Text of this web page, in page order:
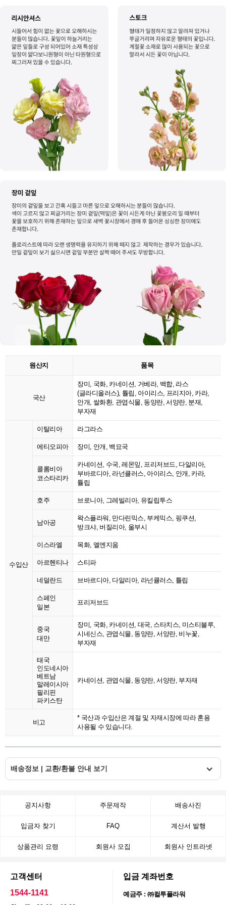
원산지 품목
국산
장미, 국화, 카네이션, 거베라, 백합, 라스
(글라디올러스), 튤립, 아이리스, 프리지아, 카라,
안개, 쌀화환, 관엽식물, 동양란, 서양란, 분재,
부자재
수입산
이탈리아 라그라스
에티오피아 장미, 안개, 백묘국
콜롬비아
코스타리카
카네이션, 수국, 레몬잎, 프리저브드, 다알리아,
부바르디아, 라넌큘러스, 아이리스, 안개, 카라,
튤립
호주 브로니아, 그레빌리아, 유킬립투스
남아공
왁스플라워, 만다린믹스, 부케믹스, 핑쿠션,
방크샤, 버질리아, 울부시
이스라엘 목화, 엘엔지움
아르헨티나 스티파
네덜란드 브바르디아, 다알리아, 라넌큘러스, 튤립
스페인
일본
프리저브드
중국
대만
장미, 국화, 카네이션, 대국, 스타치스, 미스티블루,
시네신스, 관엽식물, 동양란, 서양란, 비누꽃,
부자재
태국
인도네시아
베트남
말레이시아
필리핀
파키스탄
카네이션, 관엽식물, 동양란, 서양란, 부자재
비고
* 국산과 수입산은 계절 및 자재시장에 따라 혼용
사용될 수 있습니다.
배송정보 | 교환/환불 안내 보기
공지사항 주문제작 배송사진
입금자 찾기 FAQ 계산서 발행
상품관리 요령 회원사 모집 회원사 인트라넷
고객센터
1544-1141
입금 계좌번호
예금주 : ㈜컬투플라워